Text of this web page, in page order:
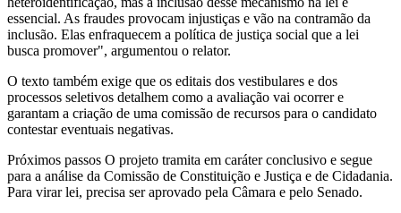
essencial. As fraudes provocam injustiças e vão na contramão da
inclusão. Elas enfraquecem a política de justiça social que a lei
busca promover", argumentou o relator.
O texto também exige que os editais dos vestibulares e dos
processos seletivos detalhem como a avaliação vai ocorrer e
garantam a criação de uma comissão de recursos para o candidato
contestar eventuais negativas.
Próximos passos O projeto tramita em caráter conclusivo e segue
para a análise da Comissão de Constituição e Justiça e de Cidadania.
Para virar lei, precisa ser aprovado pela Câmara e pelo Senado.